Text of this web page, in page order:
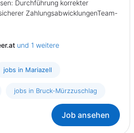
Durchführung korrekter
ZahlungsabwicklungenTeam-
und 1 weitere
jobs in Mariazell
jobs in Bruck-Mürzzuschlag
Job ansehen